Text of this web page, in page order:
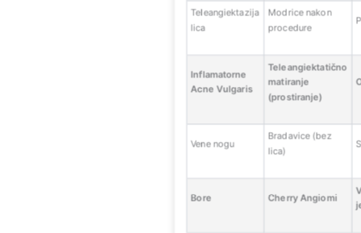
Teleangiektazija
lica
Modrice nakon
procedure
Inflamatorne
Acne Vulgaris
Teleangiektatično
matiranje
(prostiranje)
Vene nogu
Bradavice (bez
lica)
Bore Cherry Angiomi